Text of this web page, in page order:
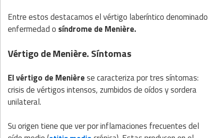
Entre estos destacamos el vértigo laberíntico denominado
enfermedad o síndrome de Menière.
Vértigo de Menière. Síntomas
El vértigo de Menièrese caracteriza por tres síntomas:
crisis de vértigos intensos, zumbidos de oídos y sordera
unilateral.
Su origen tiene que ver por inflamaciones frecuentes del